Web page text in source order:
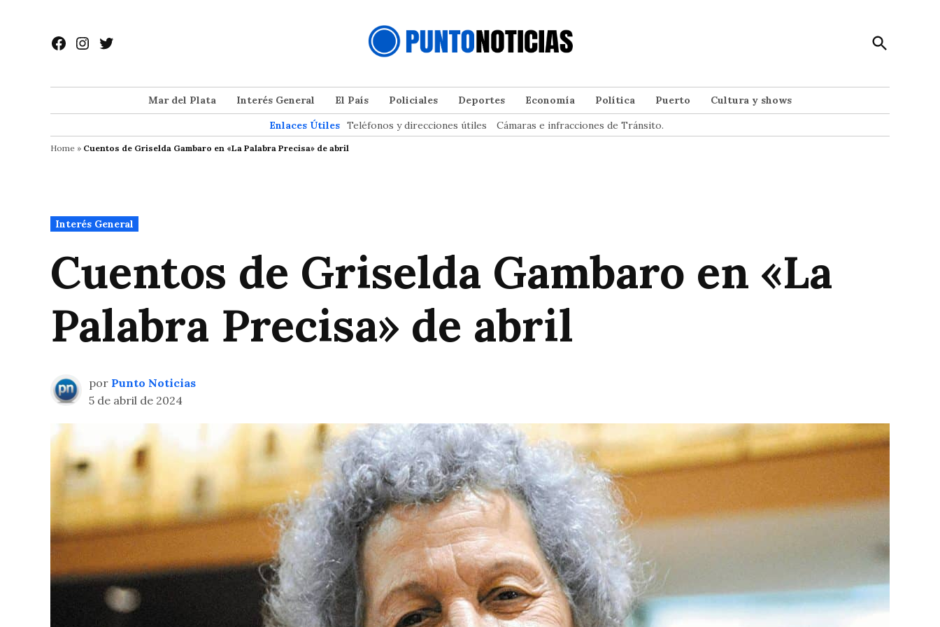
contenido
Facebook
Instagram
Twitter
Open
Search
Mar del Plata Interés General El País Policiales Deportes Economía Política Puerto
Cultura y shows
Enlaces Útiles Teléfonos y direcciones útiles Cámaras e infracciones de Tránsito.
Home » Cuentos de Griselda Gambaro en «La Palabra Precisa» de abril
Publicado
en
Interés General
Cuentos de Griselda Gambaro en «La
Palabra Precisa» de abril
por Punto Noticias
5 de abril de 2024